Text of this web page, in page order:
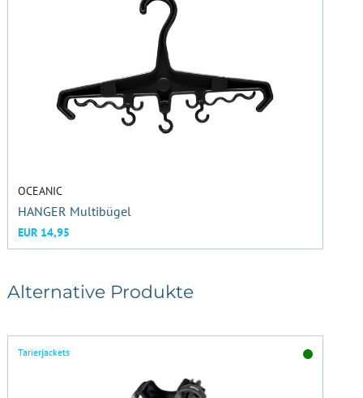
OCEANIC
HANGER Multibügel
EUR 14,95
Alternative Produkte
Tarierjackets